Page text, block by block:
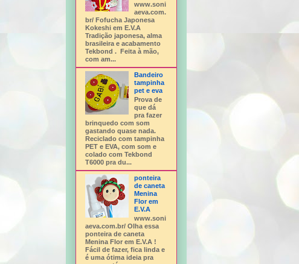
www.soni
aeva.com.
br/ Fofucha Japonesa
Kokeshi em E.V.A
Tradição japonesa, alma
brasileira e acabamento
Tekbond . Feita à mão,
com am...
Bandeiro
tampinha
pet e eva
Prova de
que dá
pra fazer
brinquedo com som
gastando quase nada.
Reciclado com tampinha
PET e EVA, com som e
colado com Tekbond
T6000 pra du...
ponteira
de caneta
Menina
Flor em
E.V.A
www.soni
aeva.com.br/ Olha essa
ponteira de caneta
Menina Flor em E.V.A !
Fácil de fazer, fica linda e
é uma ótima ideia pra